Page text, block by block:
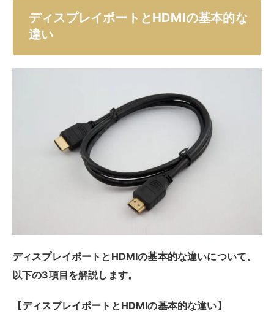
ディスプレイポートとHDMIの基本的な
違い
ディスプレイポートとHDMIの基本的な違いについて、
以下の3項目を解説します。
【ディスプレイポートとHDMIの基本的な違い】